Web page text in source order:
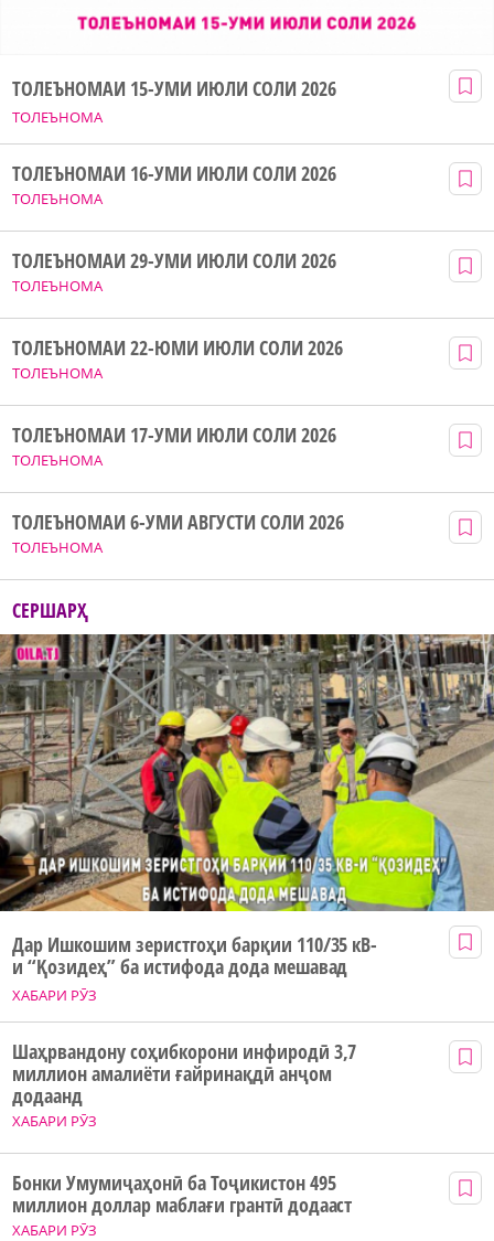
ТОЛЕЪНОМА
ТОЛЕЪНОМАИ 15-УМИ ИЮЛИ СОЛИ 2026
ТОЛЕЪНОМА
ТОЛЕЪНОМАИ 16-УМИ ИЮЛИ СОЛИ 2026
ТОЛЕЪНОМА
ТОЛЕЪНОМАИ 29-УМИ ИЮЛИ СОЛИ 2026
ТОЛЕЪНОМА
ТОЛЕЪНОМАИ 22-ЮМИ ИЮЛИ СОЛИ 2026
ТОЛЕЪНОМА
ТОЛЕЪНОМАИ 17-УМИ ИЮЛИ СОЛИ 2026
ТОЛЕЪНОМА
ТОЛЕЪНОМАИ 6-УМИ АВГУСТИ СОЛИ 2026
СЕРШАРҲ
ХАБАРИ РӮЗ
Дар Ишкошим зеристгоҳи барқии 110/35 кВ-
и “Қозидеҳ” ба истифода дода мешавад
ХАБАРИ РӮЗ
Шаҳрвандону соҳибкорони инфиродӣ 3,7
миллион амалиёти ғайринақдӣ анҷом
додаанд
ХАБАРИ РӮЗ
Бонки Умумиҷаҳонӣ ба Тоҷикистон 495
миллион доллар маблағи грантӣ додааст